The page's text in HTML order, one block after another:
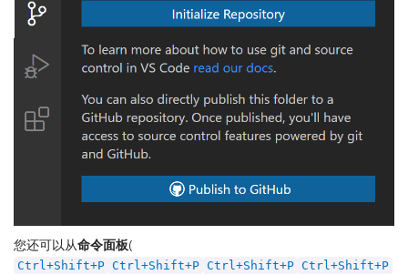
您还可以从命令面板(
Ctrl+Shift+P Ctrl+Shift+P Ctrl+Shift+P Ctrl+Shift+P